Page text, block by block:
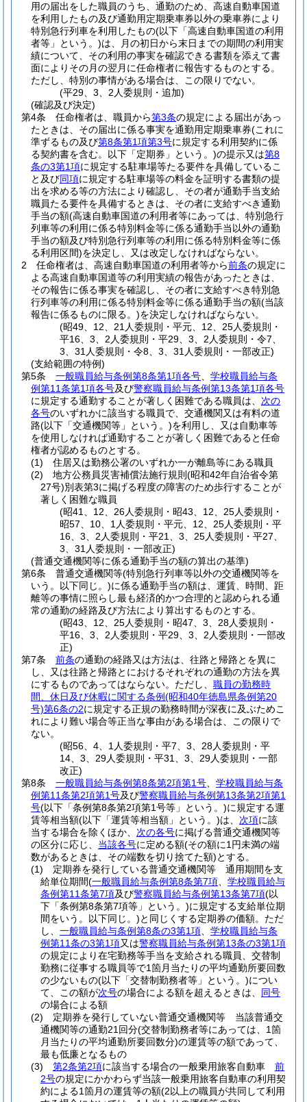
用の届出をした職員のうち、通勤のため、高速自動車国道
を利用したもの及び通勤用定期乗車券以外の乗車券により
特別急行列車を利用したもの(以下「高速自動車国道の利用
者等」という。)は、月の初日から末日までの期間の利用実
績について、その利用の事実を確認できる書類を添えて書
面によりその月の翌月に任命権者に報告するものとする。
ただし、特別の事情がある場合は、この限りでない。
(平29、3、2人委規則・追加)
(確認及び決定)
第4条
任命権者は、職員から第3条の規定による届出があっ
たときは、その届出に係る事実を通勤用定期乗車券(これに
準ずるもの及び第8条第1項第3号に規定する利用契約に係
る契約書を含む。以下「定期券」という。)の提示又は第8
条の3第1項に規定する駐車場等たる要件を具備しているこ
と及び同項に規定する駐車場等の料金を証明する書類の提
出を求める等の方法により確認し、その者が通勤手当支給
職員たる要件を具備するときは、その者に支給すべき通勤
手当の額(高速自動車国道の利用者等にあっては、特別急行
列車等の利用に係る特別料金等に係る通勤手当以外の通勤
手当の額及び特別急行列車等の利用に係る特別料金等に係
る利用区間)を決定し、又は改定しなければならない。
2
任命権者は、高速自動車国道の利用者等から前条の規定に
よる高速自動車国道等の利用実績の報告があったときは、
その報告に係る事実を確認し、その者に支給すべき特別急
行列車等の利用に係る特別料金等に係る通勤手当の額(当該
報告に係るものに限る。)を決定しなければならない。
(昭49、12、21人委規則・平元、12、25人委規則・
平16、3、2人委規則・平29、3、2人委規則・令7、
3、31人委規則・令8、3、31人委規則・一部改正)
(支給範囲の特例)
第5条
一般職員給与条例第8条第1項各号
学校職員給与条
例第11条第1項各号及び警察職員給与条例第13条第1項各号
に規定する通勤することが著しく困難である職員は、 次の
各号のいずれかに該当する職員で、交通機関又は有料の道
路(以下「交通機関等」という。)を利用し、又は自動車等
を使用しなければ通勤することが著しく困難であると任命
権者が認めるものとする。
(1)
住居又は勤務公署のいずれか一が離島等にある職員
(2)
地方公務員災害補償法施行規則 (昭和42年自治省令第
27号)別表第3に掲げる程度の障害のため歩行することが
著しく困難な職員
(昭41、12、26人委規則・昭43、12、25人委規則・
昭57、10、1人委規則・平元、12、25人委規則・平
16、3、2人委規則・平21、3、25人委規則・平27、
3、31人委規則・一部改正)
(普通交通機関等に係る通勤手当の額の算出の基準)
第6条
普通交通機関等(特別急行列車等以外の交通機関等を
いう。以下同じ。)に係る通勤手当の額は、運賃、時間、距
離等の事情に照らし最も経済的かつ合理的と認められる通
常の通勤の経路及び方法により算出するものとする。
(昭43、12、25人委規則・昭47、3、28人委規則・
平16、3、2人委規則・平29、3、2人委規則・一部改
正)
第7条
前条の通勤の経路又は方法は、往路と帰路とを異に
し、又は往路と帰路とにおけるそれぞれの通勤の方法を異
にするものであってはならない。 ただし、 職員の勤務時
間、休日及び休暇に関する条例(昭和40年徳島県条例第20
号)第6条の2に規定する正規の勤務時間が深夜に及ぶためこ
れにより難い場合等正当な事由がある場合は、この限りで
ない。
(昭56、4、1人委規則・平7、3、28人委規則・平
14、3、29人委規則・平31、3、29人委規則・一部
改正)
第8条
一般職員給与条例第8条第2項第1号
学校職員給与条
例第11条第2項第1号及び警察職員給与条例第13条第2項第1
号(以下「条例第8条第2項第1号等」という。)に規定する運
賃等相当額(以下「運賃等相当額」という。)は、 次項に該
当する場合を除くほか、 次の各号に掲げる普通交通機関等
の区分に応じ、 当該各号に定める額(その額に1円未満の端
数があるときは、その端数を切り捨てた額)とする。
(1)
定期券を発行している普通交通機関等 通用期間を支
給単位期間(一般職員給与条例第8条第7項
学校職員給与
条例第11条第7項及び警察職員給与条例第13条第7項(以
下「条例第8条第7項等」という。)に規定する支給単位期
間をいう。以下同じ。)と同じくする定期券の価額。 ただ
し、 一般職員給与条例第8条の3第1項
学校職員給与条
例第11条の3第1項又は警察職員給与条例第13条の3第1項
の規定により在宅勤務等手当を支給される職員、交替制
勤務に従事する職員等で1箇月当たりの平均通勤所要回数
の少ないもの(以下「交替制勤務者等」という。)につい
て、この額が次号の場合による額を超えるときは、 同号
の場合による額
(2)
定期券を発行していない普通交通機関等 当該普通交
通機関等の通勤21回分(交替制勤務者等にあっては、1箇
月当たりの平均通勤所要回数分)の運賃等の額であって、
最も低廉となるもの
(3)
第2条第2項に該当する場合の一般乗用旅客自動車 前
2号の規定にかかわらず当該一般乗用旅客自動車の利用契
約による1箇月の運賃等の額(2以上の職員が共同して利用